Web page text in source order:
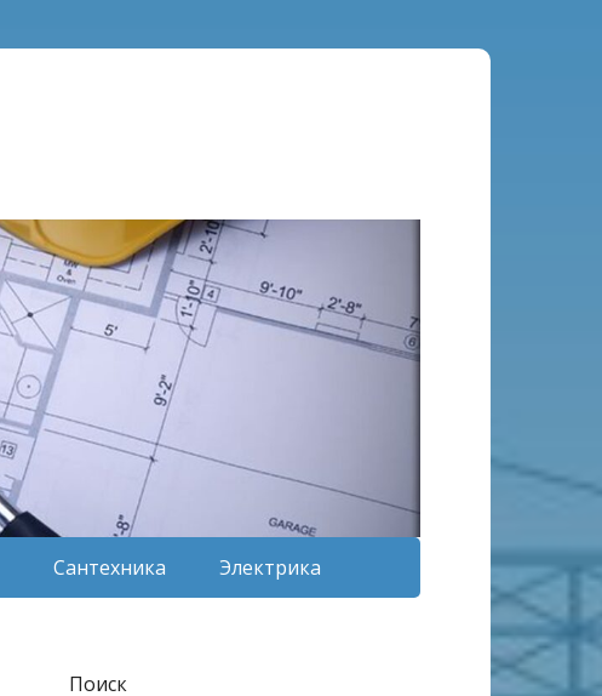
Сантехника Электрика
Поиск